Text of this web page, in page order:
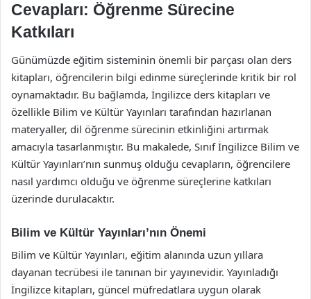
Cevapları: Öğrenme Sürecine
Katkıları
Günümüzde eğitim sisteminin önemli bir parçası olan ders
kitapları, öğrencilerin bilgi edinme süreçlerinde kritik bir rol
oynamaktadır. Bu bağlamda, İngilizce ders kitapları ve
özellikle Bilim ve Kültür Yayınları tarafından hazırlanan
materyaller, dil öğrenme sürecinin etkinliğini artırmak
amacıyla tasarlanmıştır. Bu makalede, Sınıf İngilizce Bilim ve
Kültür Yayınları’nın sunmuş olduğu cevapların, öğrencilere
nasıl yardımcı olduğu ve öğrenme süreçlerine katkıları
üzerinde durulacaktır.
Bilim ve Kültür Yayınları’nın Önemi
Bilim ve Kültür Yayınları, eğitim alanında uzun yıllara
dayanan tecrübesi ile tanınan bir yayınevidir. Yayınladığı
İngilizce kitapları, güncel müfredatlara uygun olarak